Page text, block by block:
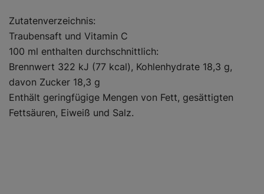
Zutatenverzeichnis:
Traubensaft und Vitamin C
100 ml enthalten durchschnittlich:
Brennwert 322 kJ (77 kcal), Kohlenhydrate 18,3 g,
davon Zucker 18,3 g
Enthält geringfügige Mengen von Fett, gesättigten
Fettsäuren, Eiweiß und Salz.